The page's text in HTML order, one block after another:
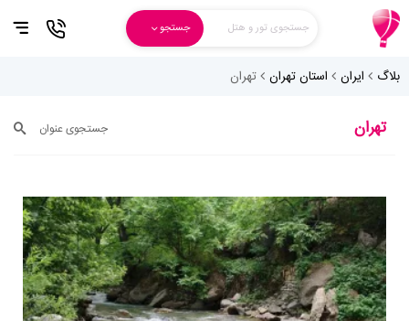
جستجوی تور و هتل جستجو
بلاگ ایران استان تهران تهران
تهران جستجوی عنوان